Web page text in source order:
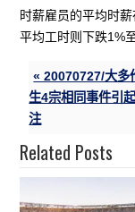
时薪雇员的平均时
平均工时则下跌1%
« 20070727/大多
生4宗相同事件引
注
Related Posts